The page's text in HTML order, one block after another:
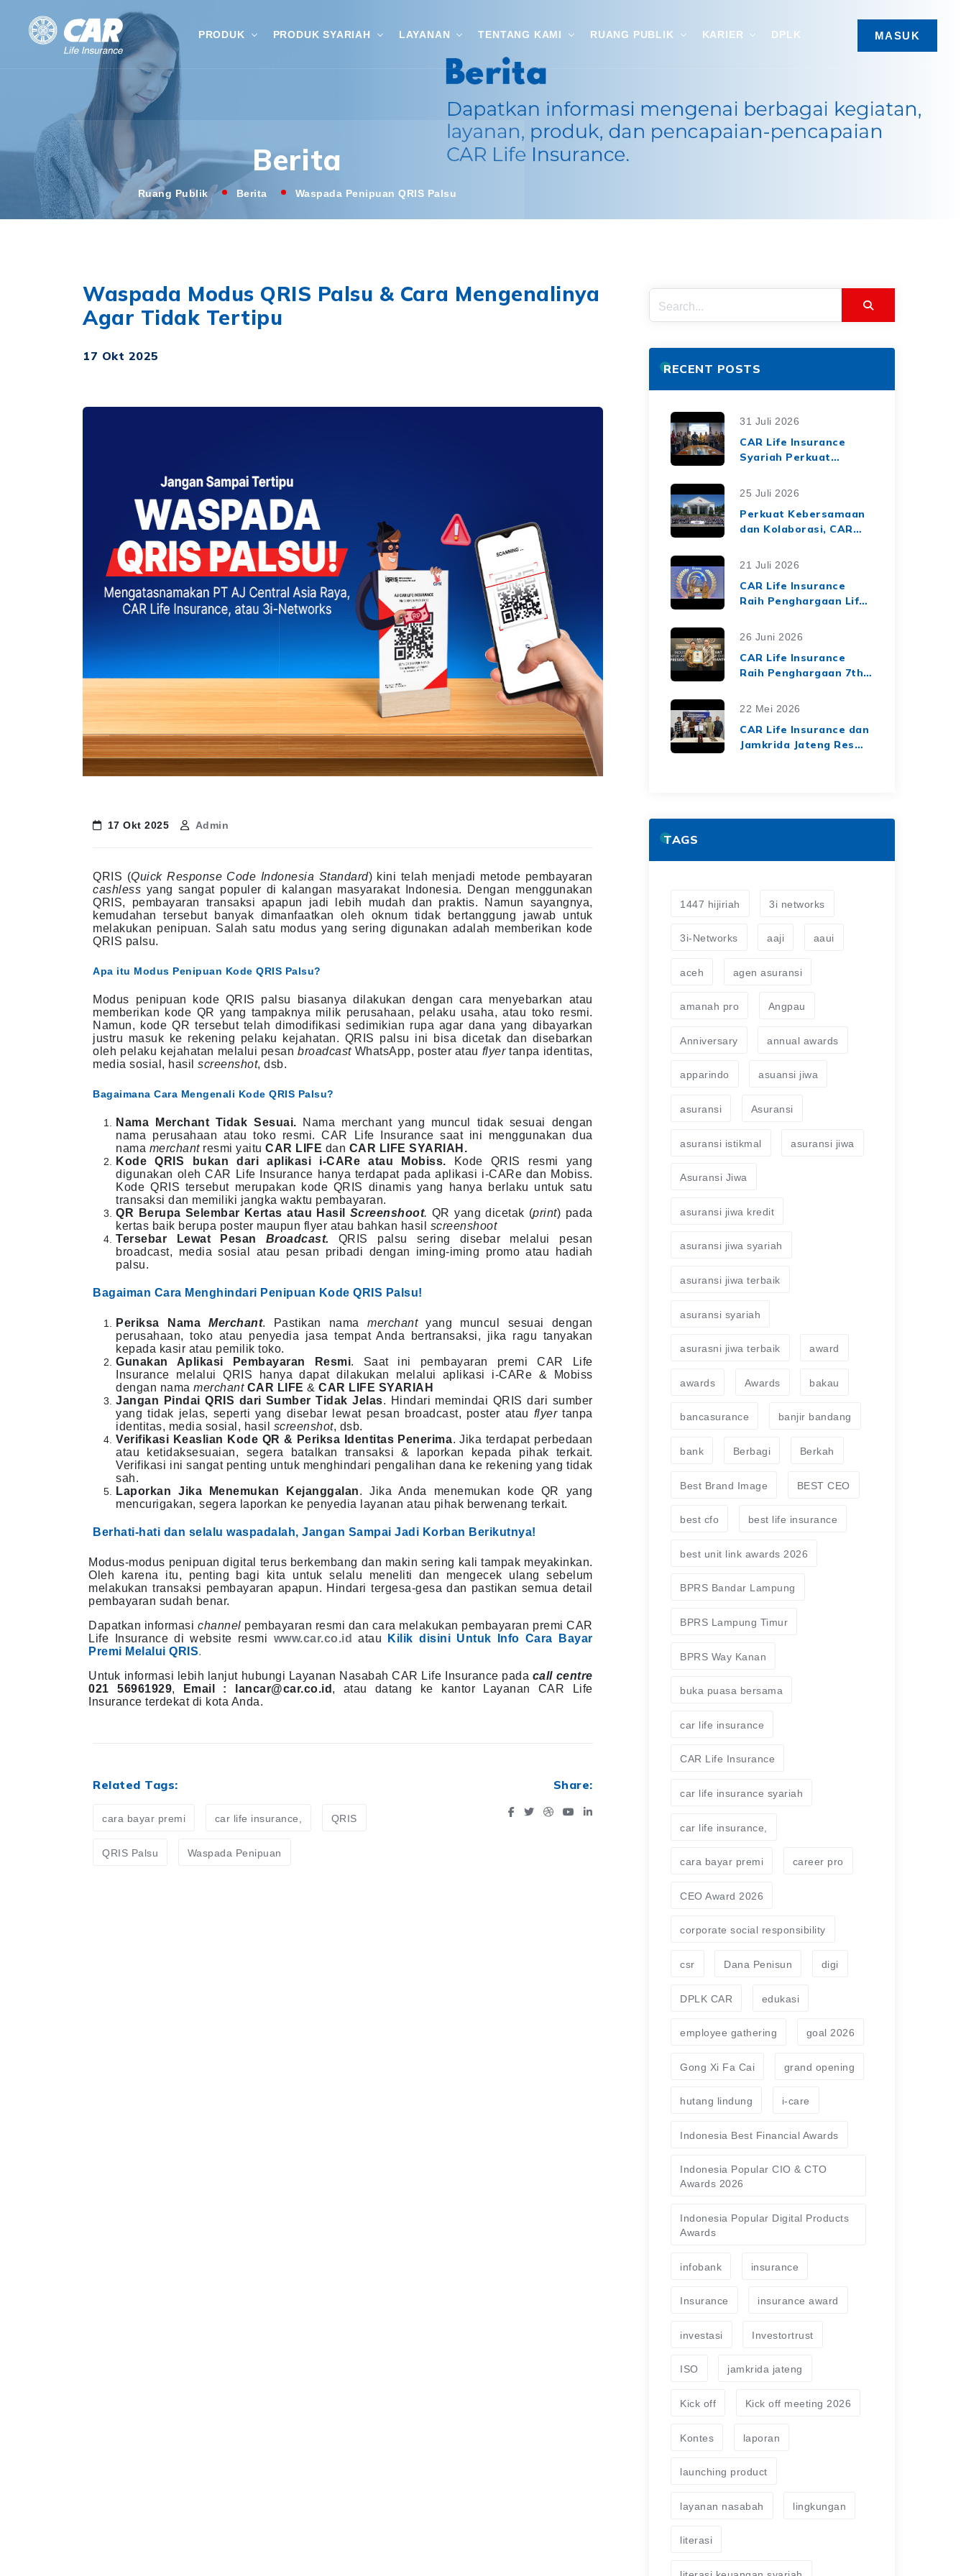
PRODUK PRODUK SYARIAH LAYANAN TENTANG KAMI RUANG PUBLIK KARIER DPLK MASUK
Berita
Ruang Publik Berita Waspada Penipuan QRIS Palsu
Waspada Modus QRIS Palsu & Cara Mengenalinya
Agar Tidak Tertipu
17 Okt 2025
17 Okt 2025 Admin
QRIS (Quick Response Code Indonesia Standard) kini telah menjadi metode pembayaran
cashless yang sangat populer di kalangan masyarakat Indonesia. Dengan menggunakan
QRIS, pembayaran transaksi apapun jadi lebih mudah dan praktis. Namun sayangnya,
kemudahan tersebut banyak dimanfaatkan oleh oknum tidak bertanggung jawab untuk
melakukan penipuan. Salah satu modus yang sering digunakan adalah memberikan kode
QRIS palsu.
Apa itu Modus Penipuan Kode QRIS Palsu?
Modus penipuan kode QRIS palsu biasanya dilakukan dengan cara menyebarkan atau
memberikan kode QR yang tampaknya milik perusahaan, pelaku usaha, atau toko resmi.
Namun, kode QR tersebut telah dimodifikasi sedimikian rupa agar dana yang dibayarkan
justru masuk ke rekening pelaku kejahatan. QRIS palsu ini bisa dicetak dan disebarkan
oleh pelaku kejahatan melalui pesanbroadcastWhatsApp, poster atau flyertanpa identitas,
media sosial, hasilscreenshot, dsb.
Bagaimana Cara Mengenali Kode QRIS Palsu?
Nama Merchant Tidak Sesuai. Nama merchant yang muncul tidak sesuai dengan
nama perusahaan atau toko resmi. CAR Life Insurance saat ini menggunakan dua
nama merchantresmi yaituCAR LIFE dan CAR LIFE SYARIAH .
Kode QRIS bukan dari aplikasi i-CARe atau Mobiss.
Kode QRIS resmi yang
digunakan oleh CAR Life Insurance hanya terdapat pada aplikasi i-CARe dan Mobiss.
Kode QRIS tersebut merupakan kode QRIS dinamis yang hanya berlaku untuk satu
transaksi dan memiliki jangka waktu pembayaran.
QR Berupa Selembar Kertas atau Hasil Screenshoot. QR yang dicetak (print) pada
kertas baik berupa poster maupun flyer atau bahkan hasil screenshoot
Tersebar Lewat Pesan Broadcast. QRIS palsu sering disebar melalui pesan
broadcast, media sosial atau pesan pribadi dengan iming-iming promo atau hadiah
palsu.
Bagaiman Cara Menghindari Penipuan Kode QRIS Palsu!
Periksa NamaMerchant. Pastikan namamerchantyang muncul sesuai dengan
perusahaan, toko atau penyedia jasa tempat Anda bertransaksi, jika ragu tanyakan
kepada kasir atau pemilik toko.
Gunakan Aplikasi Pembayaran Resmi. Saat ini pembayaran premi CAR Life
Insurance melalui QRIS hanya dapat dilakukan melalui aplikasi i-CARe & Mobiss
dengan namamerchant CAR LIFE &CAR LIFE SYARIAH
Jangan Pindai QRIS dari Sumber Tidak Jelas. Hindari memindai QRIS dari sumber
yang tidak jelas, seperti yang disebar lewat pesan broadcast, poster atau flyertanpa
identitas, media sosial, hasil screenshot, dsb.
Verifikasi Keaslian Kode QR & Periksa Identitas Penerima. Jika terdapat perbedaan
atau ketidaksesuaian, segera batalkan transaksi & laporkan kepada pihak terkait.
Verifikasi ini sangat penting untuk menghindari pengalihan dana ke rekening yang tidak
sah.
Laporkan Jika Menemukan Kejanggalan. Jika Anda menemukan kode QR yang
mencurigakan, segera laporkan ke penyedia layanan atau pihak berwenang terkait.
Berhati-hati dan selalu waspadalah, Jangan Sampai Jadi Korban Berikutnya!
Modus-modus penipuan digital terus berkembang dan makin sering kali tampak meyakinkan.
Oleh karena itu, penting bagi kita untuk selalu meneliti dan mengecek ulang sebelum
melakukan transaksi pembayaran apapun. Hindari tergesa-gesa dan pastikan semua detail
pembayaran sudah benar.
Dapatkan informasichannel pembayaran resmi dan cara melakukan pembayaran premi CAR
Life Insurance di website resmi www.car.co.id atau
Kilik disini Untuk Info Cara Bayar
Premi Melalui QRIS.
Untuk informasi lebih lanjut hubungi Layanan Nasabah CAR Life Insurance pada call centre
021 56961929, Email : lancar@car.co.id , atau datang ke kantor Layanan CAR Life
Insurance terdekat di kota Anda.
Related Tags:
cara bayar premi car life insurance, QRIS
QRIS Palsu Waspada Penipuan
Share:
RECENT POSTS
31 Juli 2026
CAR Life Insurance
Syariah Perkuat
Syariah melalui Kerja
Syariah dengan Tiga
BPRS di Lampung
25 Juli 2026
Perkuat Kebersamaan
dan Kolaborasi, CAR
Employee Gathering
"Harmoni Nusantara,
Sinergi Berkelanjutan"
21 Juli 2026
CAR Life Insurance
Raih Penghargaan Life
Market Leaders 2026
26 Juni 2026
CAR Life Insurance
Raih Penghargaan 7th
Companies Awards
Keuangan yang Solid
dan Berkelanjutan
22 Mei 2026
CAR Life Insurance dan
Jamkrida Jateng Resmi
TAGS
1447 hijiriah 3i networks
3i-Networks aaji aaui
aceh agen asuransi
amanah pro Angpau
Anniversary annual awards
apparindo asuansi jiwa
asuransi Asuransi
asuransi istikmal asuransi jiwa
Asuransi Jiwa
asuransi jiwa kredit
asuransi jiwa syariah
asuransi jiwa terbaik
asuransi syariah
asurasni jiwa terbaik award
awards Awards bakau
bancasurance banjir bandang
bank Berbagi Berkah
Best Brand Image BEST CEO
best cfo best life insurance
best unit link awards 2026
BPRS Bandar Lampung
BPRS Lampung Timur
BPRS Way Kanan
buka puasa bersama
car life insurance
CAR Life Insurance
car life insurance syariah
car life insurance,
cara bayar premi career pro
CEO Award 2026
corporate social responsibility
csr Dana Penisun digi
DPLK CAR edukasi
employee gathering goal 2026
Gong Xi Fa Cai grand opening
hutang lindung i-care
Indonesia Best Financial Awards
Indonesia Popular CIO & CTO
Awards 2026
Indonesia Popular Digital Products
Awards
infobank insurance
Insurance insurance award
investasi Investortrust
ISO jamkrida jateng
Kick off Kick off meeting 2026
Kontes laporan
launching product
layanan nasabah lingkungan
literasi
literasi keuangan syariah